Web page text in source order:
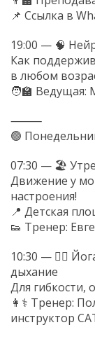
📌 Ссылка в
19:00 — 🧠
Как
в любом
🧑🏫 Ведущая:
⸻
🟢
07:30 — 🏖
Движение у
настроения!
📍 Детская
👟 Тренер:
10:30 — 🧘‍♀️
дыхание
Для гибкости,
👩⚕️ Тренер:
инструктор